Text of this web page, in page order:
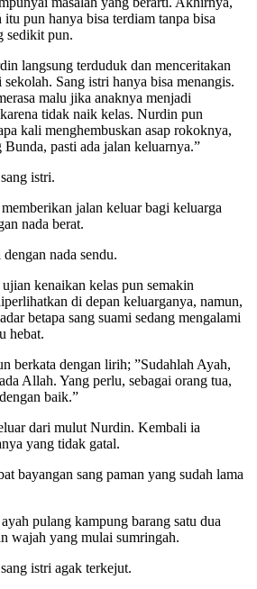
pun hanya bisa terdiam tanpa bisa
sedikit pun.
langsung terduduk dan menceritakan
Sang istri hanya bisa menangis.
malu jika anaknya menjadi
tidak naik kelas. Nurdin pun
kali menghembuskan asap rokoknya,
pasti ada jalan keluarnya.”
istri.
jalan keluar bagi keluarga
nada berat.
nada sendu.
kenaikan kelas pun semakin
di depan keluarganya, namun,
betapa sang suami sedang mengalami
hebat.
berkata dengan lirih; ”Sudahlah Ayah,
Allah. Yang perlu, sebagai orang tua,
baik.”
dari mulut Nurdin. Kembali ia
yang tidak gatal.
bayangan sang paman yang sudah lama
pulang kampung barang satu dua
wajah yang mulai sumringah.
istri agak terkejut.